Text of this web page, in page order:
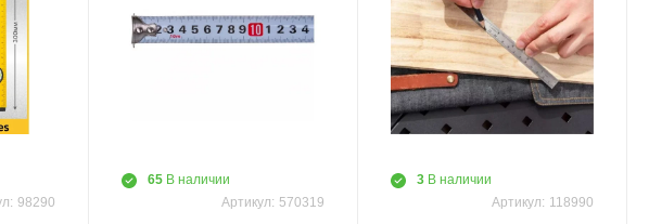
98290
65 В наличии
Артикул: 570319
3 В наличии
Артикул: 118990